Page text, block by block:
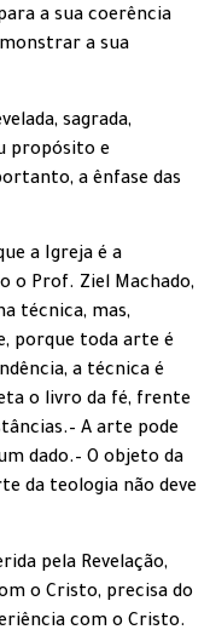
a sua coerência
a sua
sagrada,
propósito e
a ênfase das
a Igreja é a
o Prof. Ziel Machado,
técnica, mas,
porque toda arte é
a técnica é
o livro da fé, frente
A arte pode
dado.– O objeto da
da teologia não deve
pela Revelação,
o Cristo, precisa do
com o Cristo.